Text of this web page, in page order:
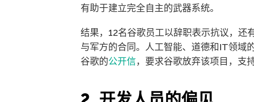
有助于建立完全自主的武器系统。
结果，12名谷歌员工以辞职表示抗议，
与军方的合同。人工智能、道德和IT领域
谷歌的公开信，要求谷歌放弃该项目，支